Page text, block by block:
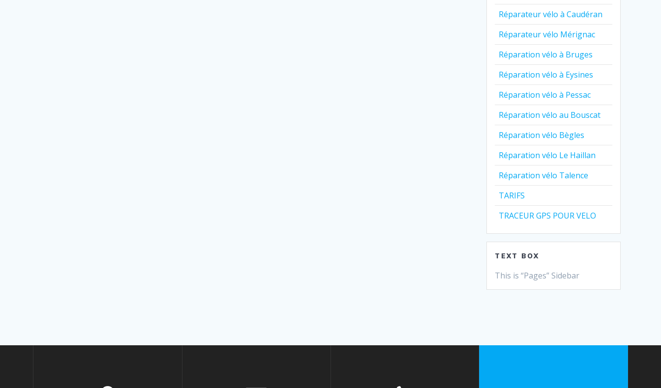
Réparateur vélo à Caudéran
Réparateur vélo Mérignac
Réparation vélo à Bruges
Réparation vélo à Eysines
Réparation vélo à Pessac
Réparation vélo au Bouscat
Réparation vélo Bègles
Réparation vélo Le Haillan
Réparation vélo Talence
TARIFS
TRACEUR GPS POUR VELO
TEXT BOX
This is “Pages” Sidebar